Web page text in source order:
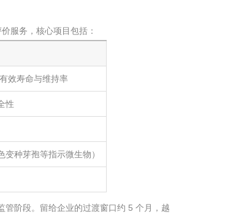
服务，核心项目包括：
效寿命与维持率
性
种芽孢等指示微生物）
管阶段。留给企业的过渡窗口约 5 个月，越